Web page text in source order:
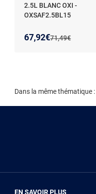
2.5L BLANC OXI -
OXSAF2.5BL15
Ancien prix :
71,49€
Nouveau prix :
67,92€
Réduction de :
Dans la même thématique :
EN SAVOIR PLUS